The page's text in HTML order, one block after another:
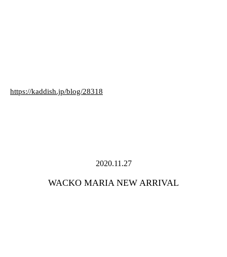
https://kaddish.jp/blog/28318
2020.11.27
WACKO MARIA NEW ARRIVAL